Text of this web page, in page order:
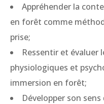
Appréhender la
en forêt comme
prise;
Ressentir et évaluer
physiologiques et
immersion en forêt;
Développer son sens